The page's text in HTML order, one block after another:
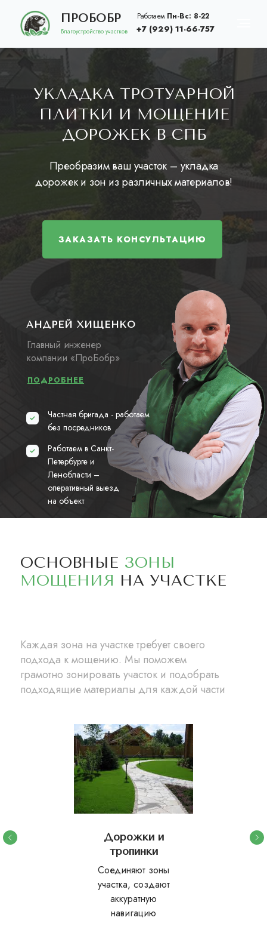
Работаем Пн-Вс: 8-22
+7 (929) 11-66-757
ПРОБОБР
Благоустройство участков
ПРЕИМУЩЕСТВА
АНДРЕЙ ХИЩЕНКО
ЗАКАЗАТЬ КОНСУЛЬТАЦИЮ
Преобразим ваш участок – укладка
дорожек и зон из различных материалов!
УКЛАДКА ТРОТУАРНОЙ
ПЛИТКИ И МОЩЕНИЕ
ДОРОЖЕК В СПБ
Работаем в Санкт-
Петербурге и
Ленобласти –
оперативный выезд
на объект
Частная бригада - работаем
без посредников
ПОДРОБНЕЕ
Главный инженер
компании «ПроБобр»
ОСНОВНЫЕ ЗОНЫ
МОЩЕНИЯ НА УЧАСТКЕ
Каждая зона на участке требует своего
подхода к мощению. Мы поможем
грамотно зонировать участок и подобрать
подходящие материалы для каждой части
Дорожки и
тропинки
Соединяют зоны
участка, создают
аккуратную
навигацию